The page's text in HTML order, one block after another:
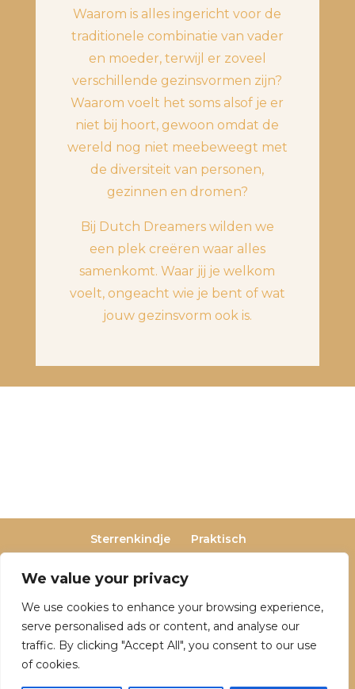
We value your privacy
We use cookies to enhance your browsing experience,
serve personalised ads or content, and analyse our
traffic. By clicking "Accept All", you consent to our use
of cookies.
Waarom is alles ingericht voor de
traditionele combinatie van vader
en moeder, terwijl er zoveel
verschillende gezinsvormen zijn?
Waarom voelt het soms alsof je er
niet bij hoort, gewoon omdat de
wereld nog niet meebeweegt met
de diversiteit van personen,
gezinnen en dromen?
Bij Dutch Dreamers wilden we
een plek creëren waar alles
samenkomt. Waar jij je welkom
voelt, ongeacht wie je bent of wat
jouw gezinsvorm ook is.
Sterrenkindje
Praktisch
Privacy- en cookieverklaring
Terugbetaal- en retourneringsbeleid
Over Dutch Dreamers